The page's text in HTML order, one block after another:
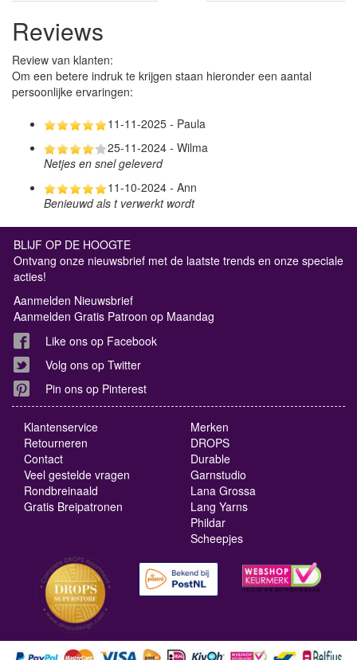
Reviews
Review van klanten:
Om een betere indruk te krijgen staan hieronder een aantal
persoonlijke ervaringen:
11-11-2025 - Paula
25-11-2024 - Wilma
Netjes en snel geleverd
11-10-2024 - Ann
Benieuwd als t verwerkt wordt
BLIJF OP DE HOOGTE
Ontvang onze nieuwsbrief met de laatste trends en onze speciale
acties!
Aanmelden Nieuwsbrief
Aanmelden Gratis Patroon op Maandag
Like ons op Facebook
Volg ons op Twitter
Pin ons op Pinterest
Klantenservice
Retourneren
Contact
Veel gestelde vragen
Rondbreinaald
Gratis Breipatronen
Merken
DROPS
Durable
Garnstudio
Lana Grossa
Lang Yarns
Phildar
Scheepjes